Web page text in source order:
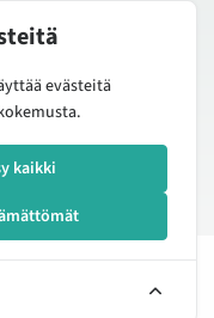
tuotteista ja
tuote-esittelyjä.
evästeitä
kaikki